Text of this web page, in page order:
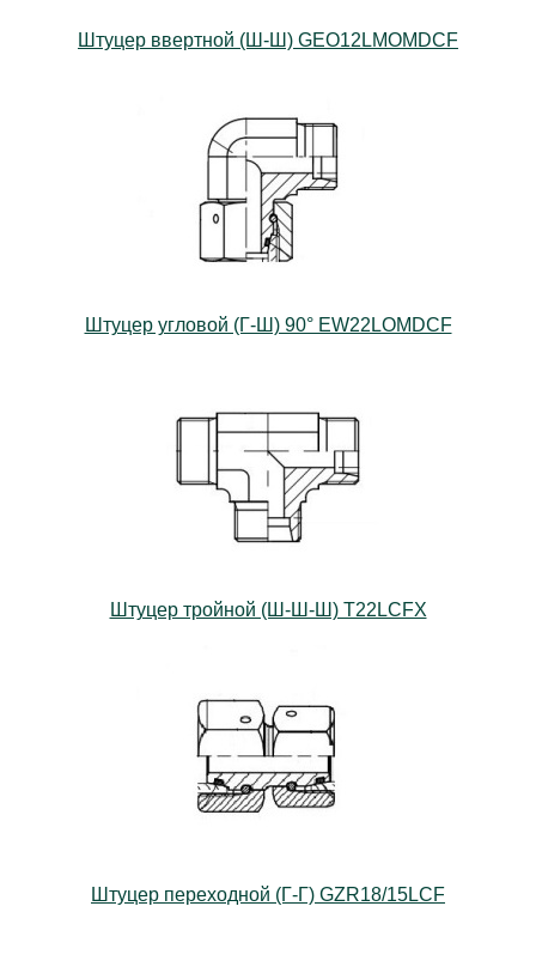
Штуцер ввертной (Ш-Ш) GEO12LMOMDCF
Штуцер угловой (Г-Ш) 90° EW22LOMDCF
Штуцер тройной (Ш-Ш-Ш) T22LCFX
Штуцер переходной (Г-Г) GZR18/15LCF